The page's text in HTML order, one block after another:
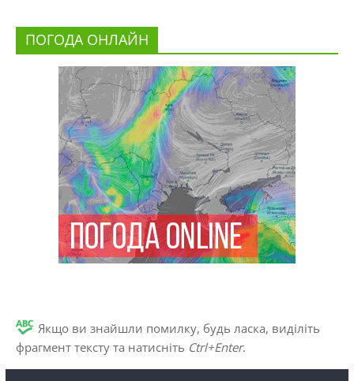
ПОГОДА ОНЛАЙН
Якщо ви знайшли помилку, будь ласка, виділіть
фрагмент тексту та натисніть Ctrl+Enter.